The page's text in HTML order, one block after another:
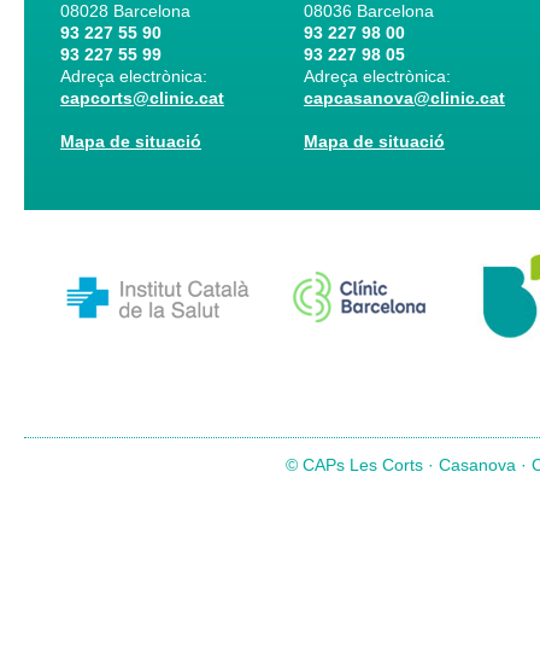
08028 Barcelona
93 227 55 90
93 227 55 99
Adreça electrònica:
capcorts@clinic.cat
Mapa de situació
08036 Barcelona
93 227 98 00
93 227 98 05
Adreça electrònica:
capcasanova@clinic.cat
Mapa de situació
© CAPs Les Corts · Casanova ·